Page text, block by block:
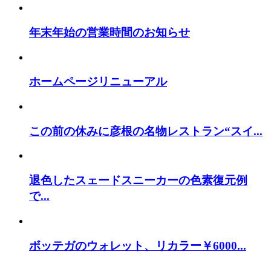
年末年始の営業時間のお知らせ
ホームページリニューアル
この前の休みに彦根の名物レストラン“スイ...
退色したスェードスニーカーの色素復元例
で...
ボッテガのウォレット、リカラー￥6000...